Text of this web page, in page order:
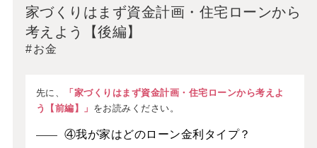
家づくりはまず資金計画・住宅ローンから
考えよう【後編】
お金
先に、
「家づくりはまず資金計画・住宅ローンから考えよ
う【前編】」 をお読みください。
④我が家はどのローン金利タイプ？